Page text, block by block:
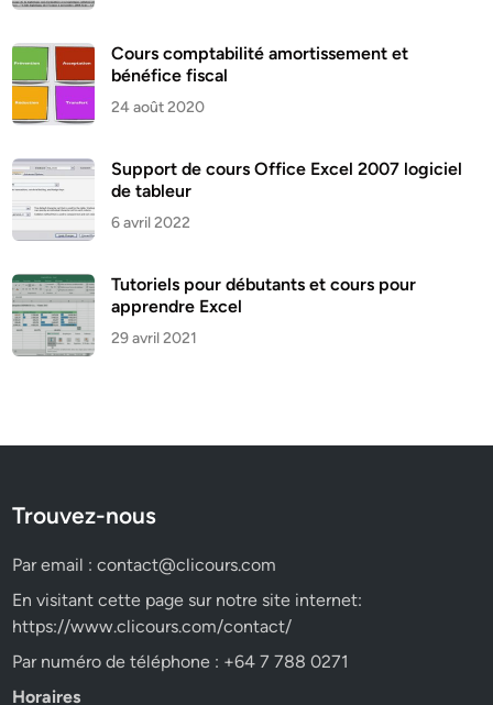
Cours comptabilité amortissement et
bénéfice fiscal
24 août 2020
Support de cours Office Excel 2007 logiciel
de tableur
6 avril 2022
Tutoriels pour débutants et cours pour
apprendre Excel
29 avril 2021
Trouvez-nous
Par email :contact@clicours.com
En visitant cette page sur notre site internet:
https://www.clicours.com/contact/
Par numéro de téléphone : +64 7 788 0271
Horaires